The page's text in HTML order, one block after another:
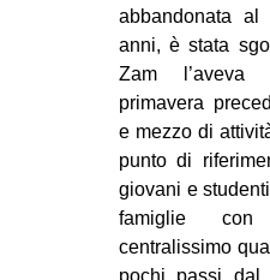
abbandonata
anni, è stata
Zam l’aveva
primavera
e mezzo di
punto di
giovani e
famiglie
centralissimo